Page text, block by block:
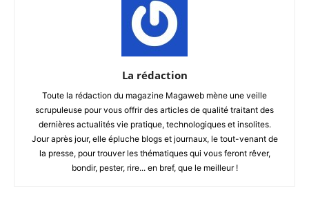
La rédaction
Toute la rédaction du magazine Magaweb mène une veille
scrupuleuse pour vous offrir des articles de qualité traitant des
dernières actualités vie pratique, technologiques et insolites.
Jour après jour, elle épluche blogs et journaux, le tout-venant de
la presse, pour trouver les thématiques qui vous feront rêver,
bondir, pester, rire... en bref, que le meilleur !